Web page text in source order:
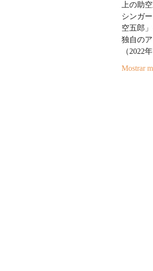
上の助
シンガ
空五郎
独自の
（2022
Mostrar